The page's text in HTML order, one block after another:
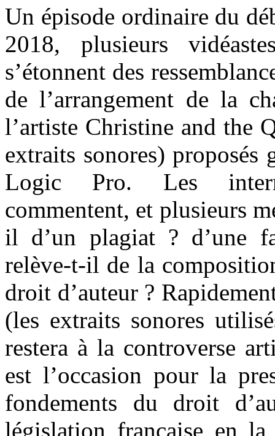
Un épisode ordinaire du
2018, plusieurs
s’étonnent des
de l’arrangement de la
l’artiste Christine and the
extraits sonores)
Logic Pro. Les
commentent, et plusieurs
il d’un plagiat ? d’une
relève-t-il de la
droit d’auteur ?
(les extraits sonores
restera à la controverse
est l’occasion pour la
fondements du droit
législation française en la